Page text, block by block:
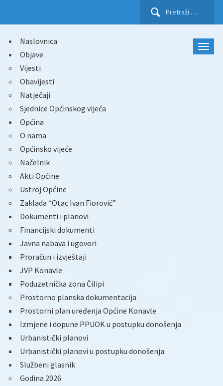
Pretraži:
Naslovnica
Objave
Vijesti
Obavijesti
Natječaji
Sjednice Općinskog vijeća
Općina
O nama
Općinsko vijeće
Načelnik
Akti Općine
Ustroj Općine
Zaklada “Otac Ivan Fiorović”
Dokumenti i planovi
Financijski dokumenti
Javna nabava i ugovori
Proračun i izvještaji
JVP Konavle
Poduzetnička zona Čilipi
Prostorno planska dokumentacija
Prostorni plan uređenja Općine Konavle
Izmjene i dopune PPUOK u postupku donošenja
Urbanistički planovi
Urbanistički planovi u postupku donošenja
Službeni glasnik
Godina 2026